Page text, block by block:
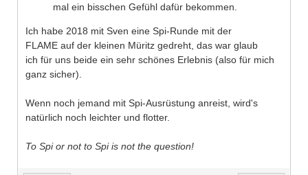
mal ein bisschen Gefühl dafür bekommen.
Ich habe 2018 mit Sven eine Spi-Runde mit der
FLAME auf der kleinen Müritz gedreht, das war glaub
ich für uns beide ein sehr schönes Erlebnis (also für mich
ganz sicher).
Wenn noch jemand mit Spi-Ausrüstung anreist, wird's
natürlich noch leichter und flotter.
To Spi or not to Spi is not the question!